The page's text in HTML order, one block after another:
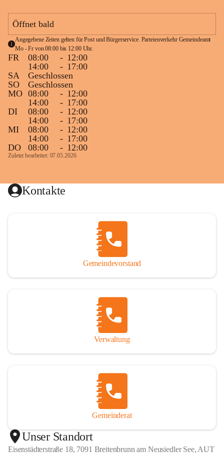
Öffnet bald
Angegebene Zeiten gelten für Post und Bürgerservice. Parteienverkehr Gemeindeamt
Mo - Fr von 08:00 bis 12:00 Uhr.
FR 08:00 - 12:00
14:00
- 17:00
SA
Geschlossen
SO
Geschlossen
MO 08:00 - 12:00
14:00
- 17:00
DI
08:00 - 12:00
14:00
- 17:00
MI
08:00 - 12:00
14:00
- 17:00
DO
08:00 - 12:00
Zuletzt bearbeitet: 07.05.2026
Kontakte
Gemeindevorstand
Verwaltung
Gemeinderat
Unser Standort
Eisenstädterstraße 18, 7091 Breitenbrunn am Neusiedler See, AUT